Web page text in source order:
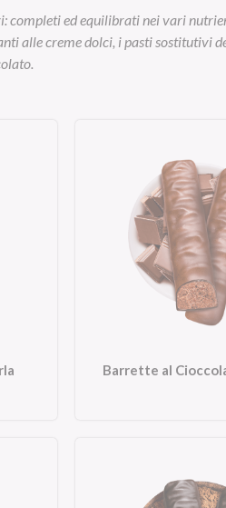
completi ed equilibrati nei vari
alle creme dolci, i pasti sostitutivi
Barrette al